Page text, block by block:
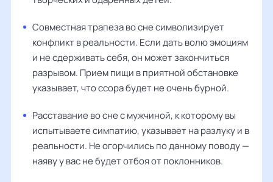
Совместная трапеза во сне символизирует
конфликт в реальности. Если дать волю эмоциям
и не сдерживать себя, он может закончиться
разрывом. Прием пищи в приятной обстановке
указывает, что ссора будет не очень бурной.
Расставание во сне с мужчиной, к которому вы
испытываете симпатию, указывает на разлуку и в
реальности. Не огорчились по данному поводу —
наяву у вас не будет отбоя от поклонников.